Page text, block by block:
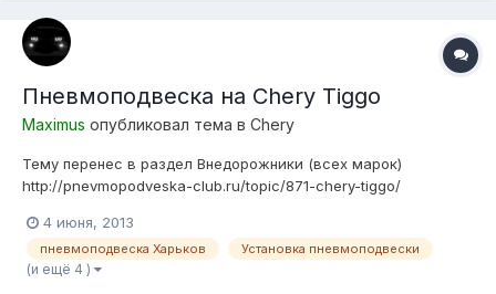
Пневмоподвеска на Chery Tiggo
Maximus опубликовал тема в Chery
Тему перенес в раздел Внедорожники (всех марок)
http://pnevmopodveska-club.ru/topic/871-chery-tiggo/
4 июня, 2013
пневмоподвеска Харьков Установка пневмоподвески
(и ещё 4 )